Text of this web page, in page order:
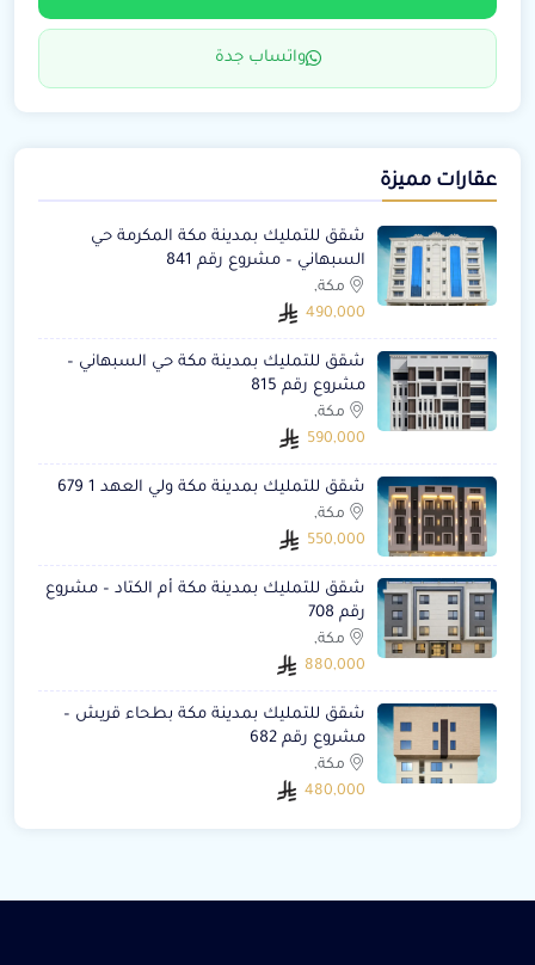
واتساب جدة
عقارات مميزة
شقق للتمليك بمدينة مكة المكرمة حي
السبهاني – مشروع رقم 841
مكة,
490,000
شقق للتمليك بمدينة مكة حي السبهاني –
مشروع رقم 815
مكة,
590,000
شقق للتمليك بمدينة مكة ولي العهد 1 679
مكة,
550,000
شقق للتمليك بمدينة مكة أم الكتاد – مشروع
رقم 708
مكة,
880,000
شقق للتمليك بمدينة مكة بطحاء قريش –
مشروع رقم 682
مكة,
480,000